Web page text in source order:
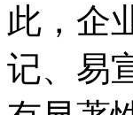
此，企
记、易